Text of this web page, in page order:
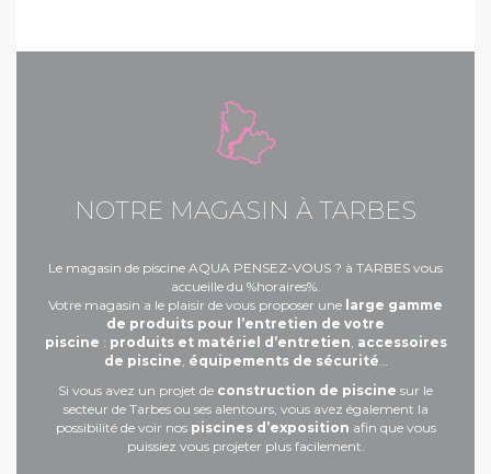
NOTRE MAGASIN À TARBES
Le magasin de piscine AQUA PENSEZ-VOUS ? à TARBES vous
accueille du %horaires%.
Votre magasin a le plaisir de vous proposer une large gamme
de produits pour l’entretien de votre
piscine : produits et matériel d’entretien, accessoires
de piscine, équipements de sécurité…
Si vous avez un projet de construction de piscine sur le
secteur de Tarbes ou ses alentours, vous avez également la
possibilité de voir nos piscines d’exposition afin que vous
puissiez vous projeter plus facilement.